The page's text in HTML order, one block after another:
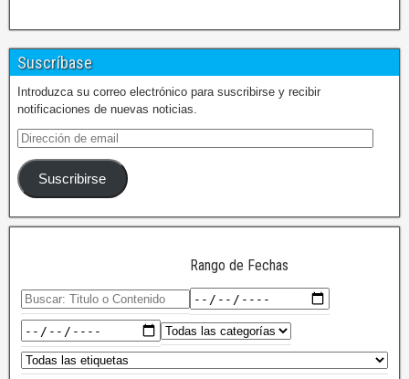
Suscríbase
Introduzca su correo electrónico para suscribirse y recibir
notificaciones de nuevas noticias.
Suscribirse
Rango de Fechas